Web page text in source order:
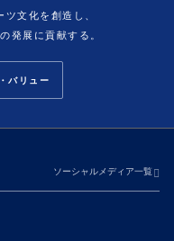
文化を創造し、
発展に貢献する。
バリュー
ソーシャルメディア一覧